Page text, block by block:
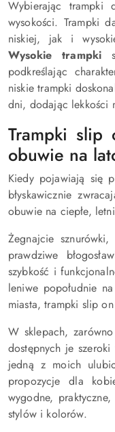
Wybierając trampki
wysokości. Trampki
niskiej, jak i
Wysokie trampki
podkreślając
niskie trampki
dni, dodając lekkości
Trampki slip
obuwie na
Kiedy pojawiają się
błyskawicznie
obuwie na ciepłe,
Żegnajcie
prawdziwe
szybkość i
leniwe popołudnie
miasta, trampki slip
W sklepach,
dostępnych je
jedną z moich
propozycje dla
wygodne,
stylów i kolorów.